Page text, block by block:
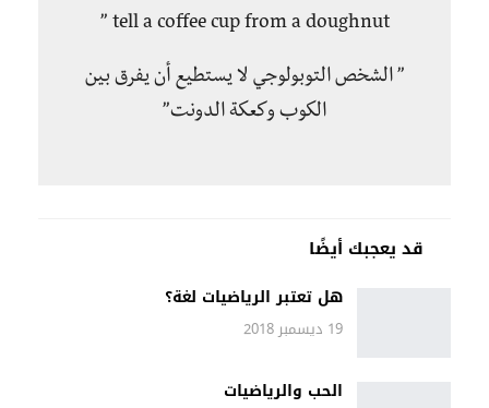
tell a coffee cup from a doughnut ”
” الشخص التوبولوجي لا يستطيع أن يفرق بين
الكوب وكعكة الدونت”
قد يعجبك أيضًا
هل تعتبر الرياضيات لغة؟
19 ديسمبر 2018
الحب والرياضيات